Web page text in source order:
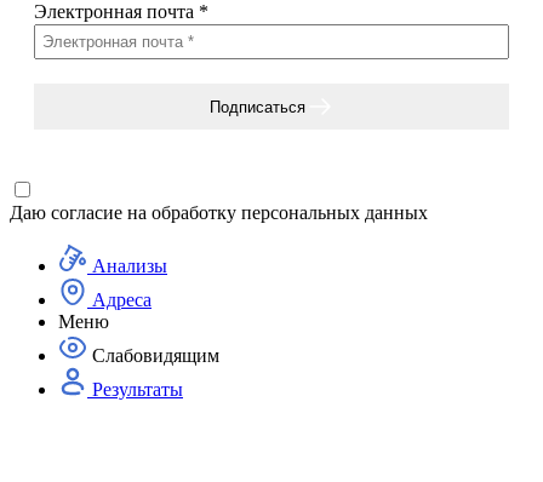
Электронная почта *
Подписаться
Даю согласие на обработку персональных данных
Анализы
Адреса
Меню
Слабовидящим
Результаты